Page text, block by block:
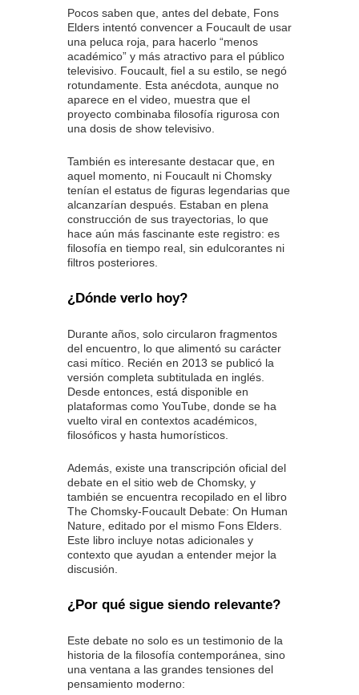
Pocos saben que, antes del debate, Fons
Elders intentó convencer a Foucault de usar
una peluca roja, para hacerlo “menos
académico” y más atractivo para el público
televisivo. Foucault, fiel a su estilo, se negó
rotundamente. Esta anécdota, aunque no
aparece en el video, muestra que el
proyecto combinaba filosofía rigurosa con
una dosis de show televisivo.
También es interesante destacar que, en
aquel momento, ni Foucault ni Chomsky
tenían el estatus de figuras legendarias que
alcanzarían después. Estaban en plena
construcción de sus trayectorias, lo que
hace aún más fascinante este registro: es
filosofía en tiempo real, sin edulcorantes ni
filtros posteriores.
¿Dónde verlo hoy?
Durante años, solo circularon fragmentos
del encuentro, lo que alimentó su carácter
casi mítico. Recién en 2013 se publicó la
versión completa subtitulada en inglés.
Desde entonces, está disponible en
plataformas como YouTube, donde se ha
vuelto viral en contextos académicos,
filosóficos y hasta humorísticos.
Además, existe una transcripción oficial del
debate en el sitio web de Chomsky, y
también se encuentra recopilado en el libro
The Chomsky-Foucault Debate: On Human
Nature, editado por el mismo Fons Elders.
Este libro incluye notas adicionales y
contexto que ayudan a entender mejor la
discusión.
¿Por qué sigue siendo relevante?
Este debate no solo es un testimonio de la
historia de la filosofía contemporánea, sino
una ventana a las grandes tensiones del
pensamiento moderno: